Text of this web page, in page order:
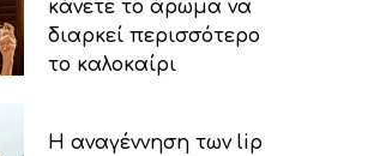
κάνετε το άρωμα να
διαρκεί περισσότερο
το καλοκαίρι
Η αναγέννηση των lip